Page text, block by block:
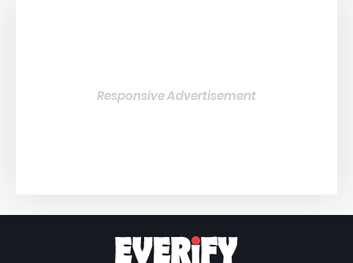
Responsive Advertisement